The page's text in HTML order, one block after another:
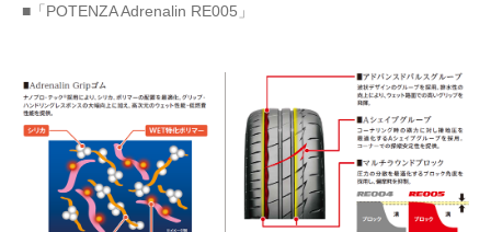
■「POTENZA Adrenalin RE005」